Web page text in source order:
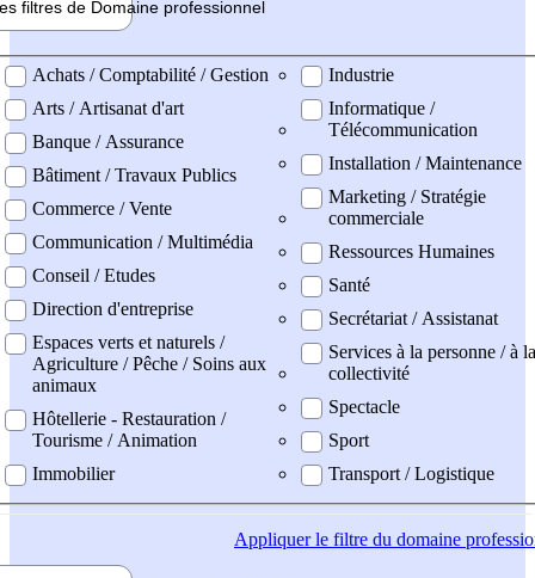
filtres de Domaine professionnel
professionel
Achats / Comptabilité / Gestion
Arts / Artisanat d'art
Banque / Assurance
Bâtiment / Travaux Publics
Commerce / Vente
Communication / Multimédia
Conseil / Etudes
Direction d'entreprise
Espaces verts et naturels /
Agriculture / Pêche / Soins aux
animaux
Hôtellerie - Restauration /
Tourisme / Animation
Immobilier
Industrie
Informatique /
Télécommunication
Installation / Maintenance
Marketing / Stratégie
commerciale
Ressources Humaines
Santé
Secrétariat / Assistanat
Services à la personne / à la
collectivité
Spectacle
Sport
Transport / Logistique
Appliquerle filtre du domaine